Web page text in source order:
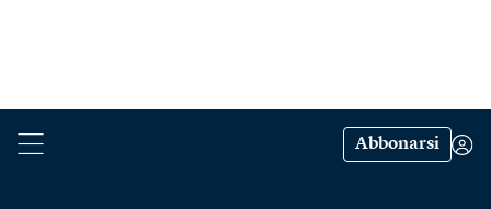
Abbonarsi